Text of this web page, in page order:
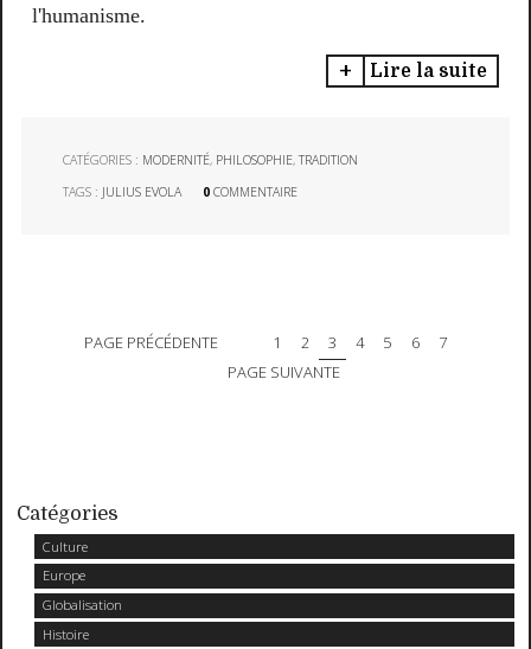
Catégories
Culture
Europe
Globalisation
Histoire
l'humanisme.
Lire la suite
CATÉGORIES : MODERNITÉ, PHILOSOPHIE,TRADITION
TAGS : JULIUS EVOLA 0 COMMENTAIRE
PAGE PRÉCÉDENTE 1 2 3 4 5 6
7
PAGE SUIVANTE